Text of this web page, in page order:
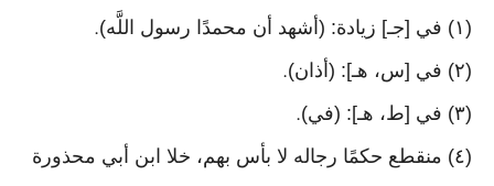
(١) في [جـ] زيادة: (أشهد أن محمدًا رسول اللَّه) .
(٢) في [س، هـ]: (أذان) .
(٣) في [ط، هـ]: (في) .
(٤) منقطع حكمًا رجاله لا بأس بهم، خلا ابن أبي محذورة